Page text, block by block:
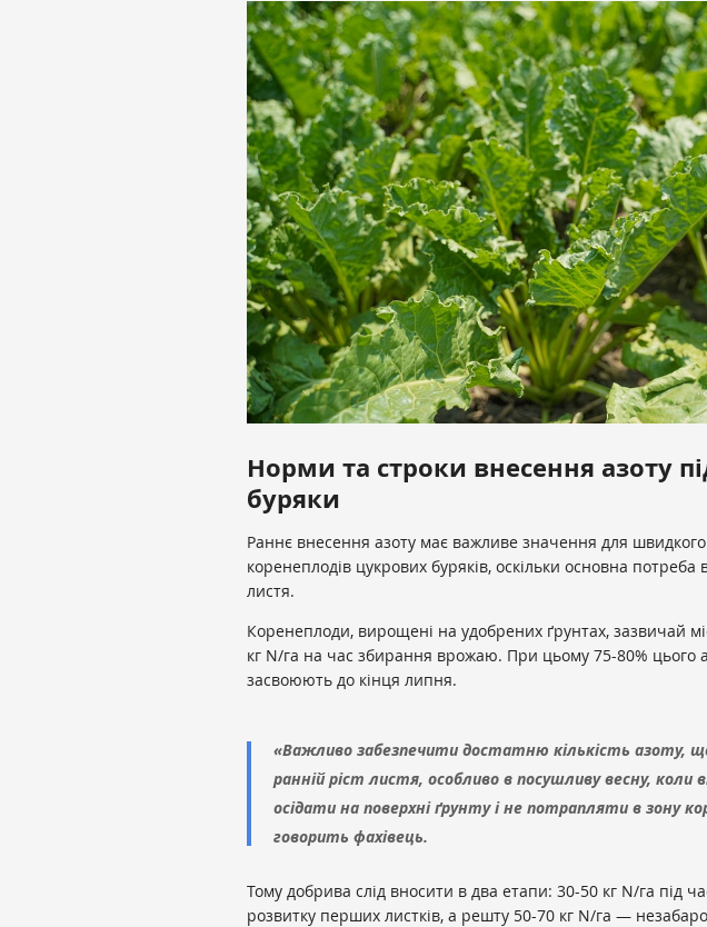
Норми та строки внесення азоту
буряки
Раннє внесення азоту має важливе значення для
коренеплодів цукрових буряків, оскільки основна потреба
листя.
Коренеплоди, вирощені на удобрених ґрунтах, зазвичай
кг N/га на час збирання врожаю. При цьому 75-80% цього
засвоюють до кінця липня.
«Важливо забезпечити достатню кількість азоту,
ранній ріст листя, особливо в посушливу весну,
осідати на поверхні ґрунту і не потрапляти в зону
говорить фахівець.
Тому добрива слід вносити в два етапи: 30-50 кг N/га під
розвитку перших листків, а решту 50-70 кг N/га —